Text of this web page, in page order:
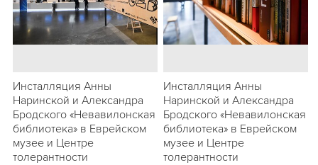
Инсталляция Анны
Наринской и Александра
Бродского «Невавилонская
библиотека» в Еврейском
музее и Центре
толерантности
Инсталляция Анны
Наринской и Александра
Бродского «Невавилонская
библиотека» в Еврейском
музее и Центре
толерантности